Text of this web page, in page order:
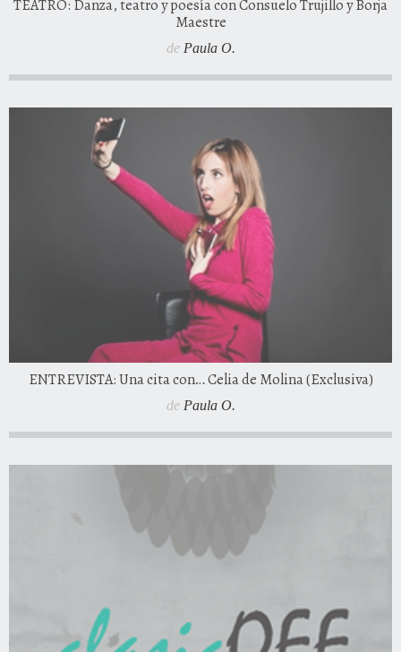
TEATRO: Danza, teatro y poesía con Consuelo Trujillo y Borja
Maestre
de Paula O.
ENTREVISTA: Una cita con… Celia de Molina (Exclusiva)
de Paula O.